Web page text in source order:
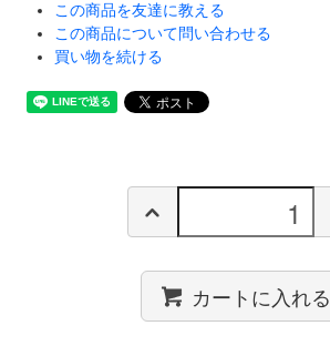
この商品を友達に教える
この商品について問い合わせる
買い物を続ける
カートに入れる